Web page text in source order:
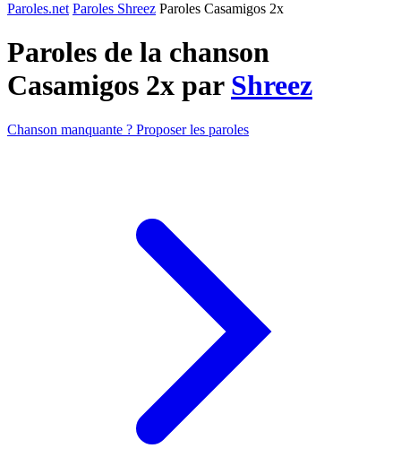
Paroles.net Paroles Shreez Paroles Casamigos 2x
Paroles de la chanson
Casamigos 2x par Shreez
Chanson manquante ? Proposer les paroles